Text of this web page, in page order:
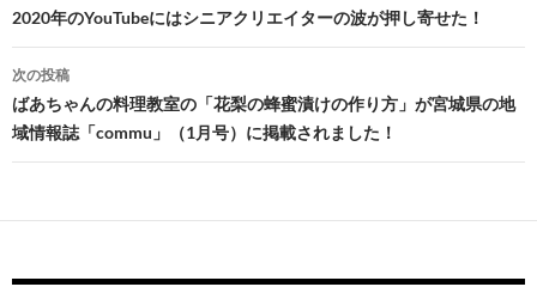
稿
ナ
ビ
ゲ
シ
ョ
2020年のYouTubeにはシニアクリエイターの波が押し寄せた！
次の投稿
ばあちゃんの料理教室の「花梨の蜂蜜漬けの作り方」が宮城県の地
域情報誌「commu」（1月号）に掲載されました！